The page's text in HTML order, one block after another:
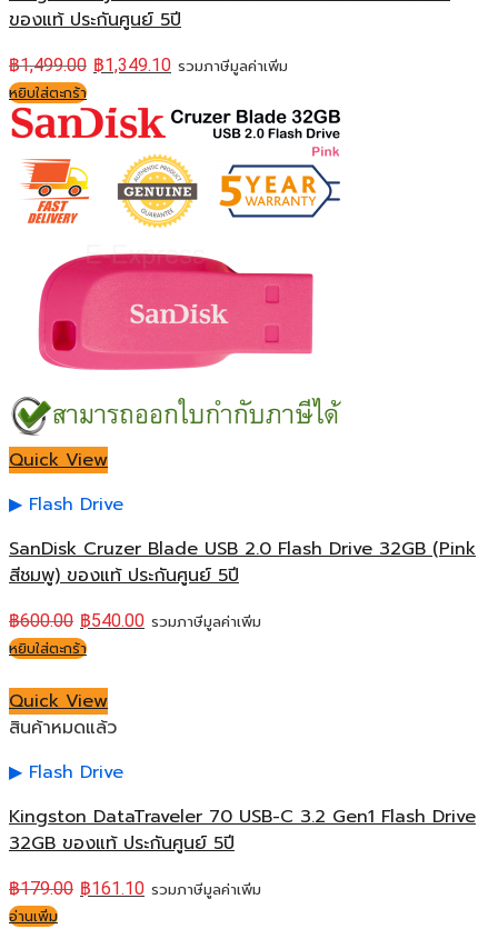
ของแท้ ประกันศูนย์ 5ปี
฿1,499.00 ฿1,349.10 รวมภาษีมูลค่าเพิ่ม
หยิบใส่ตะกร้า
Quick View
Flash Drive
SanDisk Cruzer Blade USB 2.0 Flash Drive 32GB (Pink
สีชมพู) ของแท้ ประกันศูนย์ 5ปี
฿600.00 ฿540.00 รวมภาษีมูลค่าเพิ่ม
หยิบใส่ตะกร้า
Quick View
สินค้าหมดแล้ว
Flash Drive
Kingston DataTraveler 70 USB-C 3.2 Gen1 Flash Drive
32GB ของแท้ ประกันศูนย์ 5ปี
฿179.00 ฿161.10 รวมภาษีมูลค่าเพิ่ม
อ่านเพิ่ม